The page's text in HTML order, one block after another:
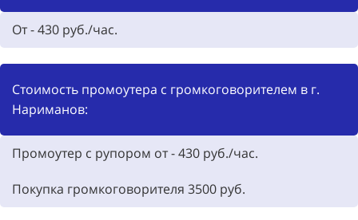
От - 430 руб./час.
Стоимость промоутера с громкоговорителем в г.
Нариманов:
Промоутер с рупором от - 430 руб./час.
Покупка громкоговорителя 3500 руб.